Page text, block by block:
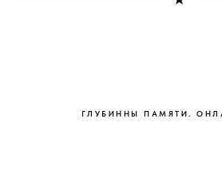
ГЛУБИННЫ ПАМЯТИ.